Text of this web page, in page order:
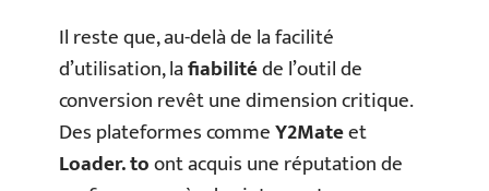
Il reste que, au-delà de la facilité
d’utilisation, lafiabilitéde l’outil de
conversion revêt une dimension critique.
Des plateformes commeY2Mateet
Loader. toont acquis une réputation de